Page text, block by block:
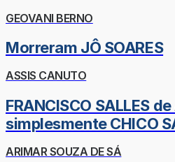
GEOVANI BERNO
Morreram JÔ SOARES
ASSIS CANUTO
FRANCISCO SALLES
simplesmente CHICO
ARIMAR SOUZA DE SÁ